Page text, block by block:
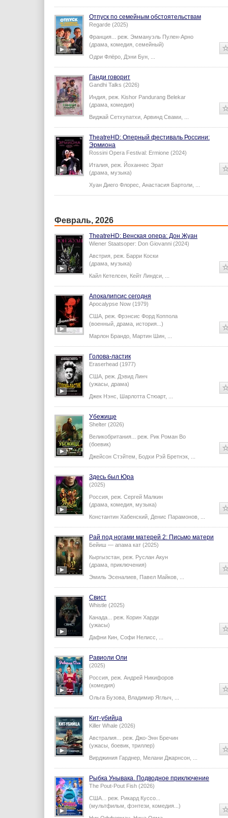
Отпуск по семейным обстоятельствам
Regarde (2025)
Франция... реж. Эммануэль Пулен-Арно
(драма, комедия, семейный)
Одри Флёро Дэни Бун
Ганди говорит
Gandhi Talks (2026)
Индия, реж. Kishor Pandurang Belekar
(драма, комедия)
Виджай Сетхупатхи Арвинд Свами
TheatreHD: Оперный фестиваль Россини:
Эрмиона
Rossini Opera Festival: Ermione (2024)
Италия, реж. Йоханнес Эрат
(драма, музыка)
Хуан Диего Флорес Анастасия Бартоли
Февраль, 2026
TheatreHD: Венская опера: Дон Жуан
Wiener Staatsoper: Don Giovanni (2024)
Австрия, реж. Барри Коски
(драма, музыка)
Кайл Кетелсен Кейт Линдси
Апокалипсис сегодня
Apocalypse Now (1979)
США, реж. Фрэнсис Форд Коппола
(военный, драма, история...)
Марлон Брандо Мартин Шин
Голова-ластик
Eraserhead (1977)
США, реж. Дэвид Линч
(ужасы, драма)
Джек Нэнс
Шарлотта Стюарт,
Убежище
Shelter (2026)
Великобритания... реж. Рик Роман Во
(боевик)
Джейсон Стэйтем
Бодхи Рэй Бретнэк
Здесь был Юра
(2025)
Россия, реж. Сергей Малкин
(драма, комедия, музыка)
Константин Хабенский Денис Парамонов
Рай под ногами матерей 2: Письмо матери
Бейиш — апама кат (2025)
Кыргызстан, реж. Руслан Акун
(драма, приключения)
Эмиль Эсеналиев Павел Майков
Свист
Whistle (2025)
Канада... реж. Корин Харди
(ужасы)
Дафни Кин Софи Нелисс
Равиоли Оли
(2025)
Россия, реж. Андрей Никифоров
(комедия)
Ольга Бузова Владимир Яглыч
Кит-убийца
Killer Whale (2026)
Австралия... реж. Джо-Энн Бречин
(ужасы, боевик, триллер)
Вирджиния Гарднер Мелани Джарнсон
Рыбка Унывака. Подводное приключение
The Pout-Pout Fish (2026)
США... реж. Рикард Куссо
(мультфильм, фэнтези, комедия...)